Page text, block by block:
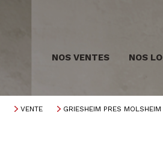
NOS VENTES NOS
VENTE GRIESHEIM PRES MOLSHEIM